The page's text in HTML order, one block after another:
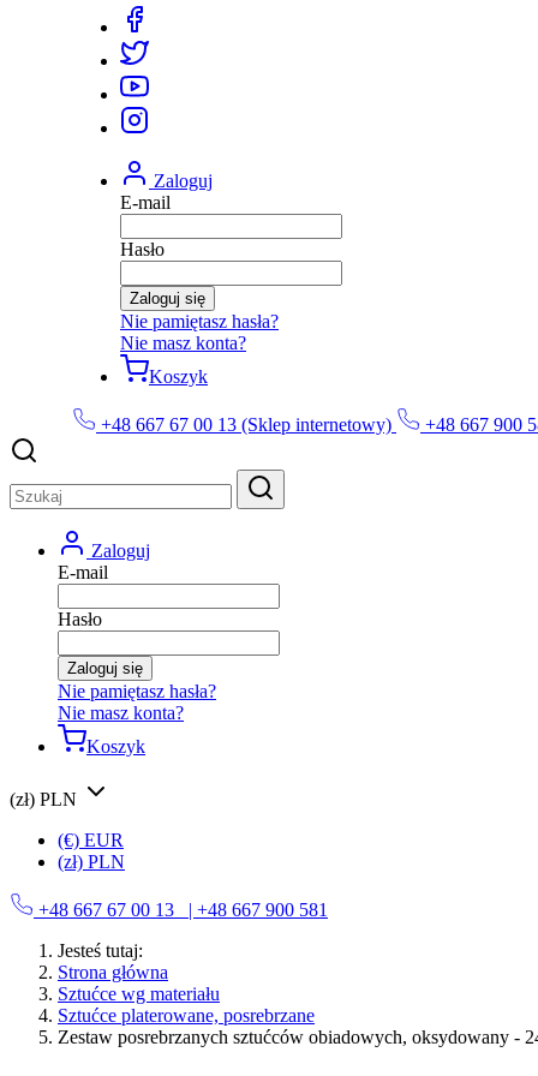
Zaloguj
E-mail
Hasło
Zaloguj się
Nie pamiętasz hasła?
Nie masz konta?
Koszyk
+48 667 67 00 13 (Sklep internetowy) +48 667 900
Zaloguj
E-mail
Hasło
Zaloguj się
Nie pamiętasz hasła?
Nie masz konta?
Koszyk
(zł) PLN
(€) EUR
(zł) PLN
+48 667 67 00 13
| +48 667 900 581
Jesteś tutaj:
Strona główna
Sztućce wg materiału
Sztućce platerowane, posrebrzane
Zestaw posrebrzanych sztućców obiadowych, oksydowany -